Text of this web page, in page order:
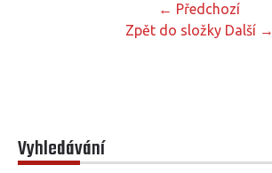
← Předchozí
Zpět do složky Další →
Vyhledávání